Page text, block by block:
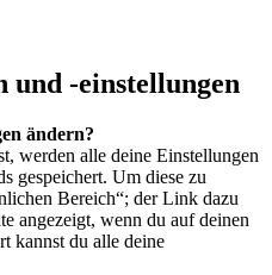
und -einstellungen
ändern?
werden alle deine Einstellungen
gespeichert. Um diese zu
Bereich“; der Link dazu
angezeigt, wenn du auf deinen
kannst du alle deine